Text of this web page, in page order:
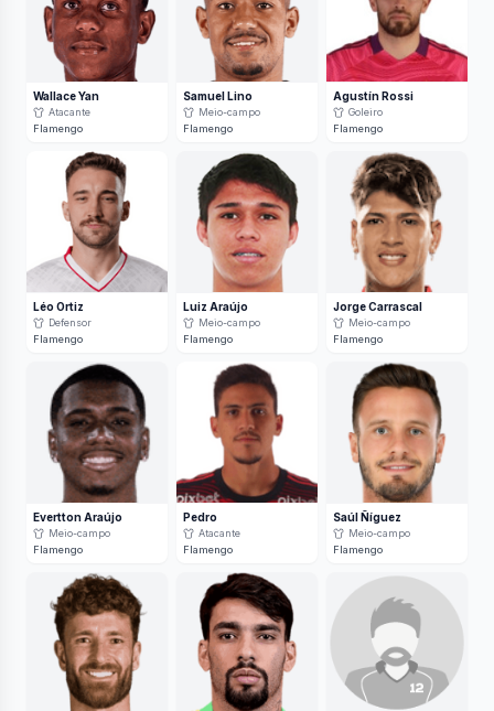
Wallace Yan
Atacante
Flamengo
Samuel Lino
Meio-campo
Flamengo
Agustín Rossi
Goleiro
Flamengo
Léo Ortiz
Defensor
Flamengo
Luiz Araújo
Meio-campo
Flamengo
Jorge Carrascal
Meio-campo
Flamengo
Evertton Araújo
Meio-campo
Flamengo
Pedro
Atacante
Flamengo
Saúl Ñíguez
Meio-campo
Flamengo